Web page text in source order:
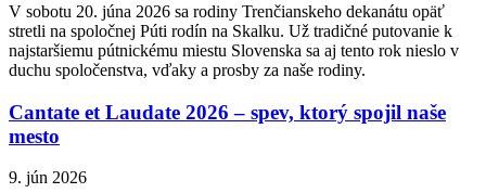
V sobotu 20. júna 2026 sa rodiny Trenčianskeho dekanátu opäť
stretli na spoločnej Púti rodín na Skalku. Už tradičné putovanie k
najstaršiemu pútnickému miestu Slovenska sa aj tento rok nieslo v
duchu spoločenstva, vďaky a prosby za naše rodiny.
Cantate et Laudate 2026 – spev, ktorý spojil naše
mesto
9. jún 2026